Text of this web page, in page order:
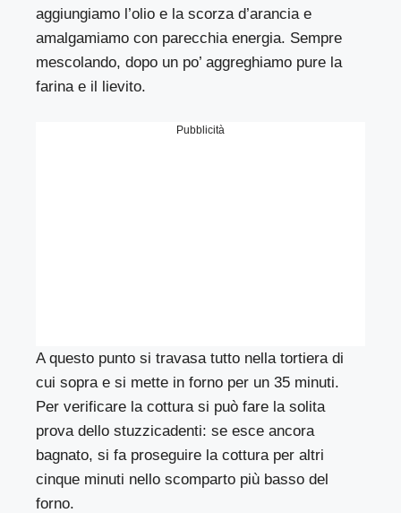
aggiungiamo l’olio e la scorza d’arancia e
amalgamiamo con parecchia energia. Sempre
mescolando, dopo un po’ aggreghiamo pure la
farina e il lievito.
Pubblicità
A questo punto si travasa tutto nella tortiera di
cui sopra e si mette in forno per un 35 minuti.
Per verificare la cottura si può fare la solita
prova dello stuzzicadenti: se esce ancora
bagnato, si fa proseguire la cottura per altri
cinque minuti nello scomparto più basso del
forno.